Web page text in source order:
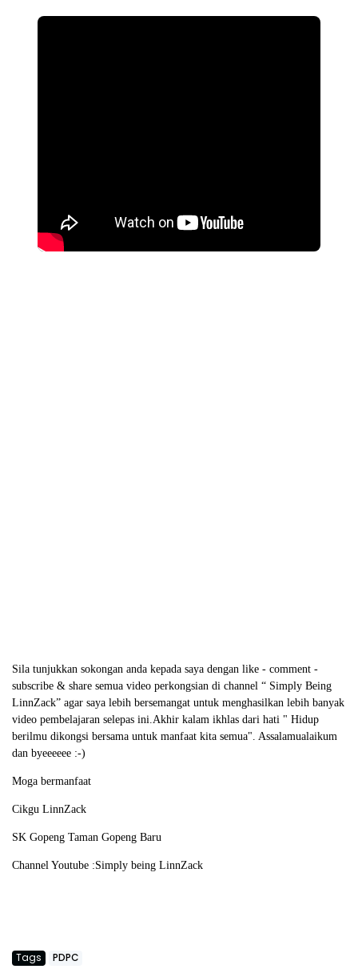
Sila tunjukkan sokongan anda kepada saya dengan like - comment -
subscribe & share semua video perkongsian di channel “ Simply Being
LinnZack” agar saya lebih bersemangat untuk menghasilkan lebih banyak
video pembelajaran selepas ini.Akhir kalam ikhlas dari hati " Hidup
berilmu dikongsi bersama untuk manfaat kita semua". Assalamualaikum
dan byeeeeee :-)
Moga bermanfaat
Cikgu LinnZack
SK Gopeng Taman Gopeng Baru
Channel Youtube :Simply being LinnZack
Tags PDPC